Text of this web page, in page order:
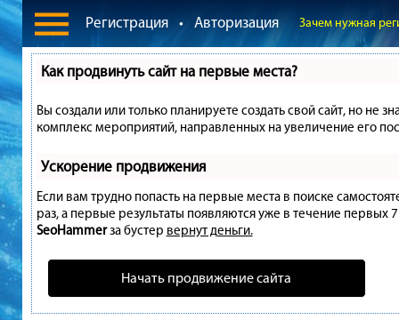
Регистрация • Авторизация Зачем нужная
Как продвинуть сайт на первые места?
Вы создали или только планируете создать свой сайт, но не
комплекс мероприятий, направленных на увеличение его
Ускорение продвижения
Если вам трудно попасть на первые места в поиске
раз, а первые результаты появляются уже в течение первых
SeoHammerза бустер вернут деньги.
Начать продвижение сайта